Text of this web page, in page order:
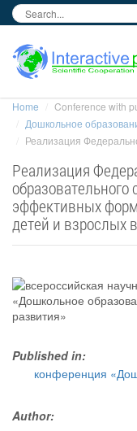
Home
Conference with
Дошкольное
Реализация
Реализация
образовательного
эффективных
детей и взрослых
Published in:
конференция
Author: